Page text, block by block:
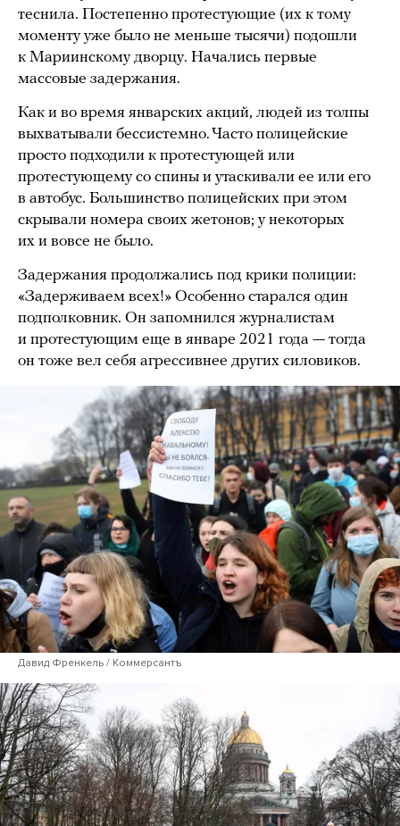
теснила. Постепенно протестующие (их к тому
моменту уже было не меньше тысячи) подошли
к Мариинскому дворцу. Начались первые
массовые задержания.
Как и во время январских акций, людей из толпы
выхватывали бессистемно. Часто полицейские
просто подходили к протестующей или
протестующему со спины и утаскивали ее или его
в автобус. Большинство полицейских при этом
скрывали номера своих жетонов; у некоторых
их и вовсе не было.
Задержания продолжались под крики полиции:
«Задерживаем всех!» Особенно старался один
подполковник. Он запомнился журналистам
и протестующим еще в январе 2021 года — тогда
он тоже вел себя агрессивнее других силовиков.
Давид Френкель / Коммерсантъ